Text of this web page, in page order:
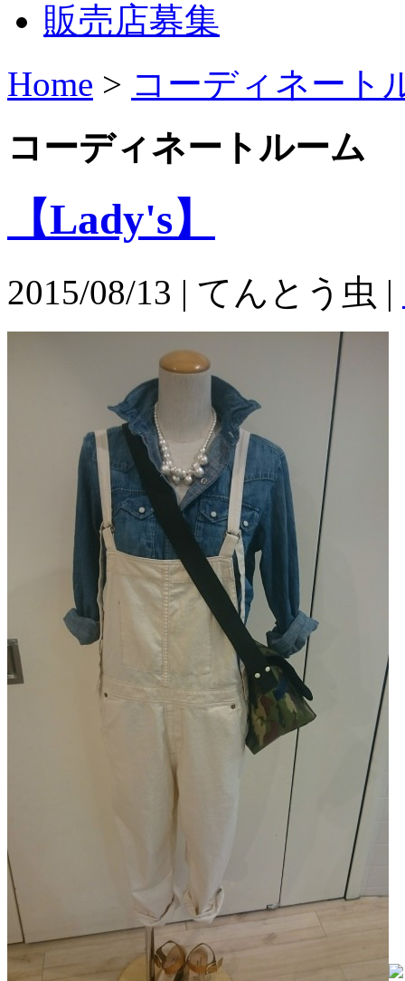
販売店募集
Home > コーディネート
コーディネートルーム
【Lady's】
2015/08/13 | てんとう虫 |